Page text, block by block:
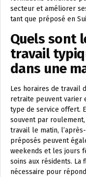
secteur et améliorer
tant que préposé en
Quels sont
travail
dans une
Les horaires de travail
retraite peuvent varier
type de service offert.
souvent par
travail le matin,
préposés peuvent
weekends et les jours
soins aux résidents.
nécessaire pour